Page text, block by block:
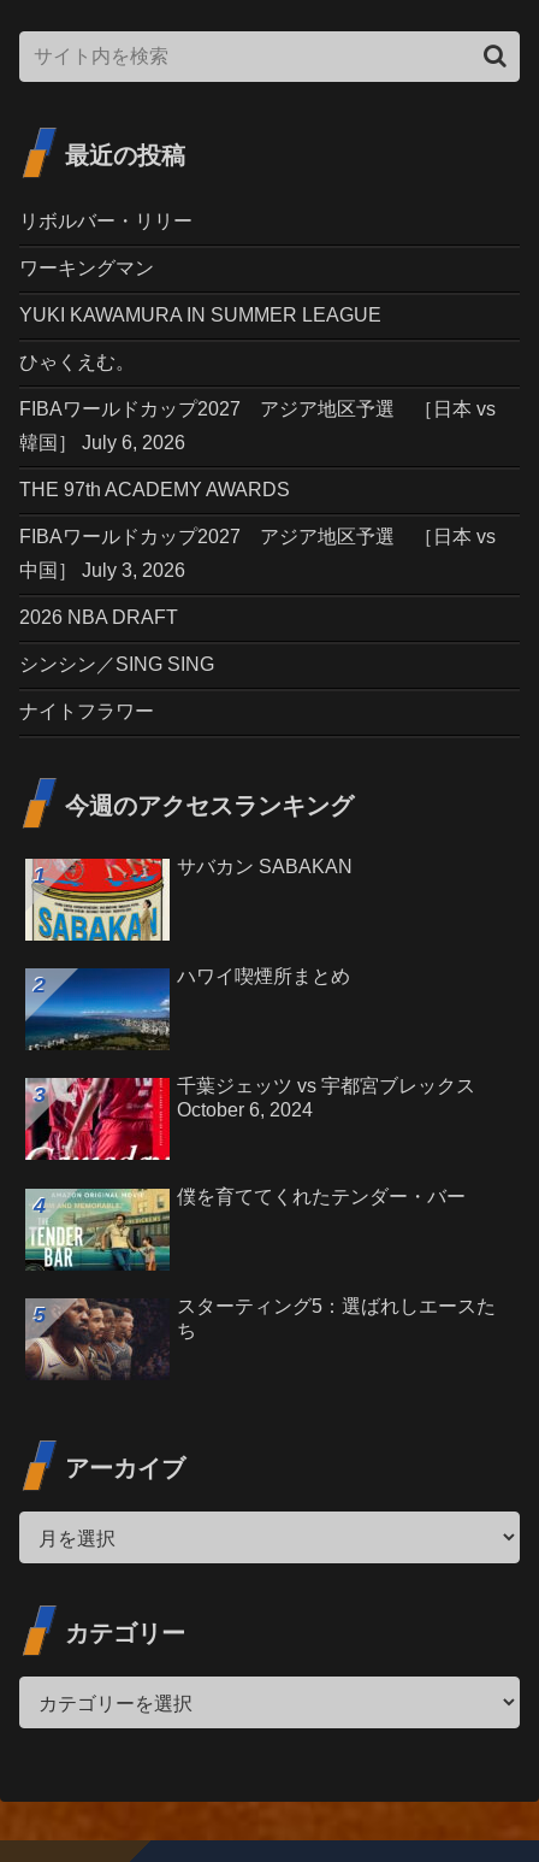
最近の投稿
リボルバー・リリー
ワーキングマン
YUKI KAWAMURA IN SUMMER LEAGUE
ひゃくえむ。
FIBAワールドカップ2027 アジア地区予選 ［日本 vs
韓国］ July 6, 2026
THE 97th ACADEMY AWARDS
FIBAワールドカップ2027 アジア地区予選 ［日本 vs
中国］ July 3, 2026
2026 NBA DRAFT
シンシン／SING SING
ナイトフラワー
今週のアクセスランキング
サバカン SABAKAN
ハワイ喫煙所まとめ
千葉ジェッツ vs 宇都宮ブレックス
October 6, 2024
僕を育ててくれたテンダー・バー
スターティング5：選ばれしエースた
ち
アーカイブ
カテゴリー